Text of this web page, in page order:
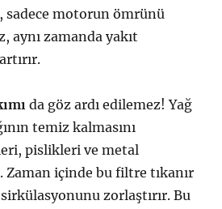
sadece motorun ömrünü
aynı zamanda yakıt
da göz ardı edilemez! Yağ
temiz kalmasını
pislikleri ve metal
Zaman içinde bu filtre tıkanır
zorlaştırır. Bu